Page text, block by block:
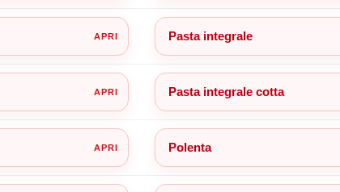
Pasta integrale
Pasta integrale cotta
Polenta